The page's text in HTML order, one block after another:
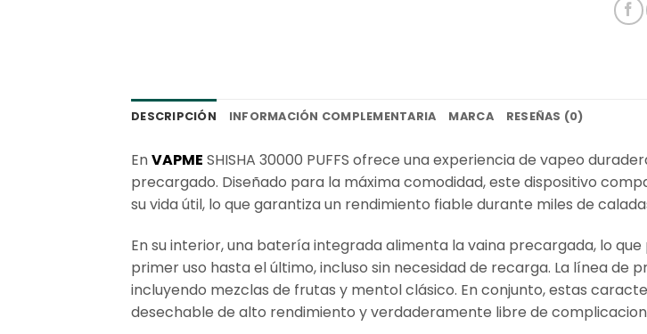
DESCRIPCIÓN INFORMACIÓN COMPLEMENTARIA MARCA RESEÑAS (0)
EnVAPME SHISHA 30000 PUFFS ofrece una experiencia de vapeo
precargado. Diseñado para la máxima comodidad, este dispositivo
su vida útil, lo que garantiza un rendimiento fiable durante miles de
En su interior, una batería integrada alimenta la vaina precargada, lo
primer uso hasta el último, incluso sin necesidad de recarga. La línea
incluyendo mezclas de frutas y mentol clásico. En conjunto, estas
desechable de alto rendimiento y verdaderamente libre de